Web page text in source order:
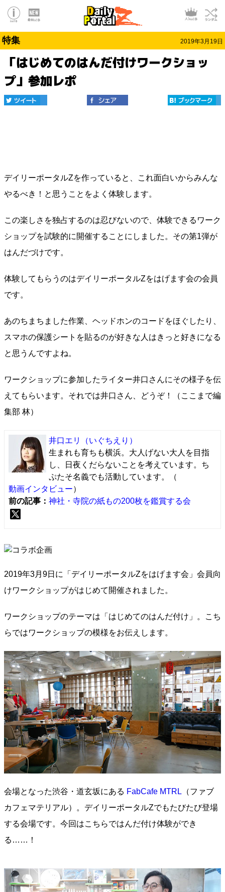
特集 2019年3月19日
「はじめてのはんだ付けワークショッ
プ」参加レポ
デイリーポータルZを作っていると、これ面白いからみんな
やるべき！と思うことをよく体験します。
この楽しさを独占するのは忍びないので、体験できるワーク
ショップを試験的に開催することにしました。その第1弾が
はんだづけです。
体験してもらうのはデイリーポータルZをはげます会の会員
です。
あのちまちました作業、ヘッドホンのコードをほぐしたり、
スマホの保護シートを貼るのが好きな人はきっと好きになる
と思うんですよね。
ワークショップに参加したライター井口さんにその様子を伝
えてもらいます。それでは井口さん、どうぞ！（ここまで編
集部 林）
井口エリ
（いぐちえり）
生まれも育ちも横浜。大人げない大人を目指
し、日夜くだらないことを考えています。ち
ぷたそ名義でも活動しています。（
動画インタビュー）
前の記事： 神社・寺院の紙もの200枚を鑑賞する会
2019年3月9日に「デイリーポータルZをはげます会」会員向
けワークショップがはじめて開催されました。
ワークショップのテーマは「はじめてのはんだ付け」。こち
らではワークショップの模様をお伝えします。
会場となった渋谷・道玄坂にある FabCafe MTRL （ファブ
カフェマテリアル）。デイリーポータルZでもたびたび登場
する会場です。今回はこちらではんだ付け体験ができ
る……！